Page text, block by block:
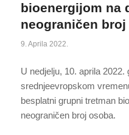
bioenergijom na
neograničen broj
9. Aprila 2022.
U nedjelju, 10. aprila 2022.
srednjeevropskom
besplatni grupni tretman
neograničen broj osoba.